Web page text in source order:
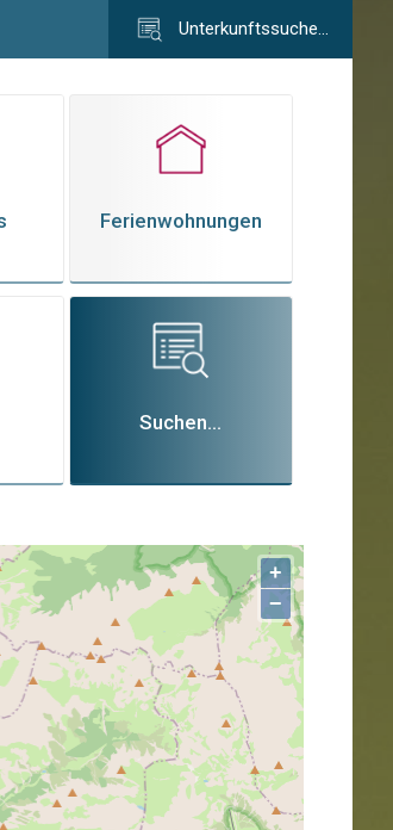
Unterkunftssuche…
Ferienwohnungen
Suchen...
+
−